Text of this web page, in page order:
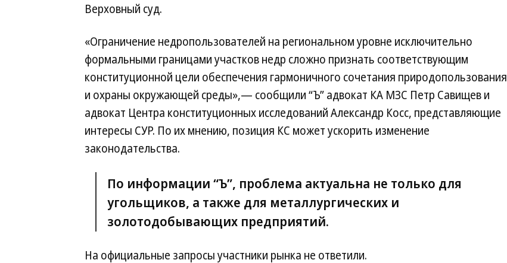
Верховный суд.
«Ограничение недропользователей на региональном уровне исключительно
формальными границами участков недр сложно признать соответствующим
конституционной цели обеспечения гармоничного сочетания природопользования
и охраны окружающей среды»,— сообщили “Ъ” адвокат КА МЗС Петр Савищев и
адвокат Центра конституционных исследований Александр Косс, представляющие
интересы СУР. По их мнению, позиция КС может ускорить изменение
законодательства.
По информации “Ъ”, проблема актуальна не только для
угольщиков, а также для металлургических и
золотодобывающих предприятий.
На официальные запросы участники рынка не ответили.